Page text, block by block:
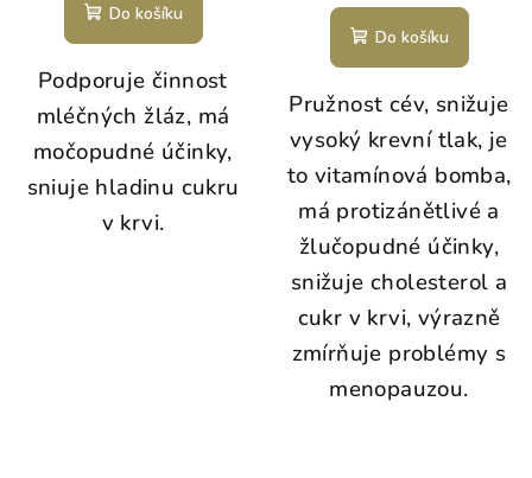
Do košíku
Podporuje činnost
mléčných žláz, má
močopudné účinky,
sniuje hladinu cukru
v krvi.
Do košíku
Pružnost cév, snižuje
vysoký krevní tlak, je
to vitamínová bomba,
má protizánětlivé a
žlučopudné účinky,
snižuje cholesterol a
cukr v krvi, výrazně
zmírňuje problémy s
menopauzou.